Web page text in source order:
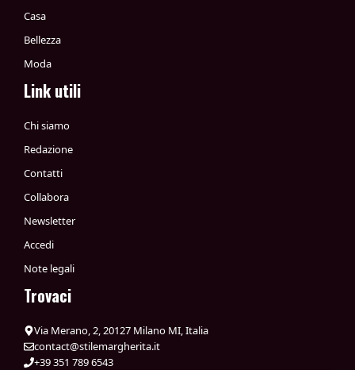
Casa
Bellezza
Moda
Link utili
Chi siamo
Redazione
Contatti
Collabora
Newsletter
Accedi
Note legali
Trovaci
Via Merano, 2, 20127 Milano MI, Italia
contact@stilemargherita.it
+39 351 789 6543